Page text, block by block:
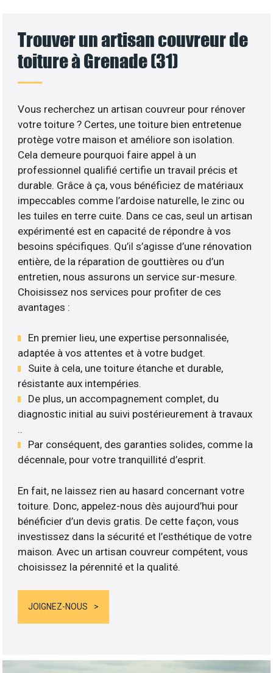
Trouver un artisan couvreur de
toiture à Grenade (31)
Vous recherchez un artisan couvreur pour rénover
votre toiture ? Certes, une toiture bien entretenue
protège votre maison et améliore son isolation.
Cela demeure pourquoi faire appel à un
professionnel qualifié certifie un travail précis et
durable. Grâce à ça, vous bénéficiez de matériaux
impeccables comme l’ardoise naturelle, le zinc ou
les tuiles en terre cuite. Dans ce cas, seul un artisan
expérimenté est en capacité de répondre à vos
besoins spécifiques. Qu’il s’agisse d’une rénovation
entière, de la réparation de gouttières ou d’un
entretien, nous assurons un service sur-mesure.
Choisissez nos services pour profiter de ces
avantages :
En premier lieu, une expertise personnalisée,
adaptée à vos attentes et à votre budget.
Suite à cela, une toiture étanche et durable,
résistante aux intempéries.
De plus, un accompagnement complet, du
diagnostic initial au suivi postérieurement à travaux
..
Par conséquent, des garanties solides, comme la
décennale, pour votre tranquillité d’esprit.
En fait, ne laissez rien au hasard concernant votre
toiture. Donc, appelez-nous dès aujourd’hui pour
bénéficier d’un devis gratis. De cette façon, vous
investissez dans la sécurité et l’esthétique de votre
maison. Avec un artisan couvreur compétent, vous
choisissez la pérennité et la qualité.
JOIGNEZ-NOUS